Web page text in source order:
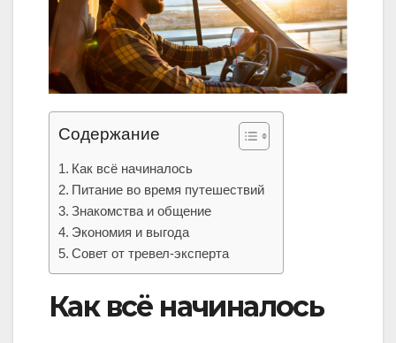
Содержание
Как всё начиналось
Питание во время путешествий
Знакомства и общение
Экономия и выгода
Совет от тревел-эксперта
Как всё начиналось